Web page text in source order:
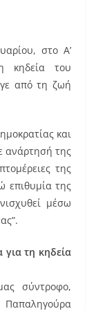
στο Α’
κηδεία του
από τη ζωή
και
ανάρτησή της
της
επιθυμία της
μέσω
τη κηδεία
σύντροφο,